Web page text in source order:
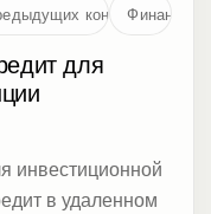
концепций и
Финансы
для
инвестиционной
в удаленном